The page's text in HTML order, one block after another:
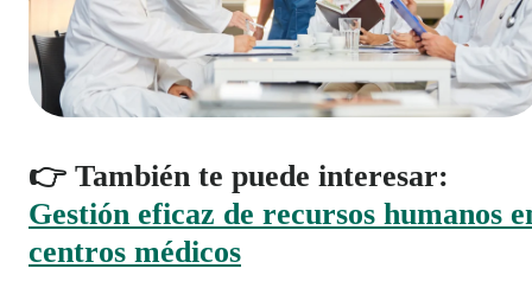
👉 También te puede interesar:
Gestión eficaz de recursos humanos
centros médicos